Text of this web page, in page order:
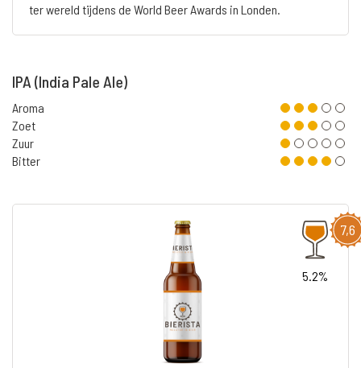
ter wereld tijdens de World Beer Awards in Londen.
IPA (India Pale Ale)
Aroma
Zoet
Zuur
Bitter
7,6
5.2%